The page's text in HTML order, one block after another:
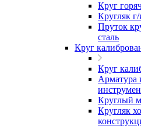
Круг
Кругляк
Пруток
сталь
Круг
Круг
Арматура
Круглый
Кругляк